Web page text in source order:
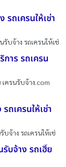
รถเครนให้เช่า
บจ้าง รถเครนให้เช่
าร รถเครน
ครนรับจ้าง.com
ถเครนให้เช่า
บจ้าง รถเครนให้เช่
บจ้าง รถเฮี๊ย